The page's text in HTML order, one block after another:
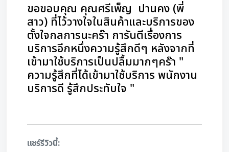
ขอขอบคุณ คุณศรีเพ็ญ ปานคง (พี่
สาว) ที่ไว้วางใจในสินค้าและบริการของ
ตั้งใจกลการนะคร๊า การันตีเรื่องการ
บริการอีกหนึ่งความรู้สึกดีๆ หลังจากที่
เข้ามาใช้บริการเป็นปลื้มมากๆคร๊า "
ความรู้สึกที่ได้เข้ามาใช้บริการ พนักงาน
บริการดี รู้สึกประทับใจ "
แชร์รีวิวนี้: